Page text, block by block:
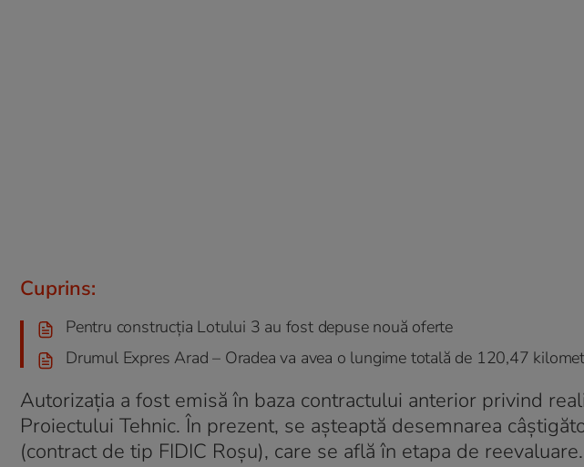
Cuprins:
Pentru construcția Lotului 3 au fost depuse nouă oferte
Drumul Expres Arad – Oradea va avea o lungime totală de 120,47
Autorizația a fost emisă în baza contractului anterior privind
Proiectului Tehnic. În prezent, se așteaptă desemnarea
(contract de tip FIDIC Roșu), care se află în etapa de reevaluare.